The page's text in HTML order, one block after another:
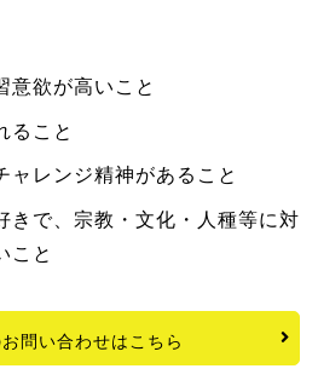
意欲が高いこと
ること
ャレンジ精神があること
きで、宗教・文化・人種等に対
こと
問い合わせはこちら